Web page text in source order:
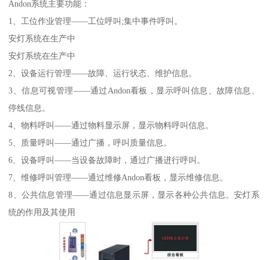
Andon系统主要功能：
1、工位作业管理——工位呼叫;集中事件呼叫。
安灯系统在生产中
安灯系统在生产中
2、设备运行管理——故障、运行状态、维护信息。
3、信息可视管理——通过Andon看板，显示呼叫信息、故障信息、
停线信息。
4、物料呼叫——通过物料显示屏，显示物料呼叫信息。
5、质量呼叫——通过广播，呼叫质量信息。
6、设备呼叫——当设备故障时，通过广播进行呼叫。
7、维修呼叫管理——通过维修Andon看板，显示维修信息。
8、公共信息管理——通过信息显示屏，显示各种公共信息。安灯系
统的作用及其使用